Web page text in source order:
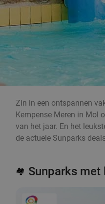
Zin in een ontspannen
Kempense Meren in Mol
van het jaar. En het
de actuele Sunparks
🏘️ Sunparks met